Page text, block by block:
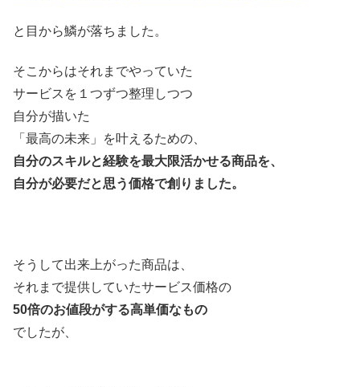
と目から鱗が落ちました。
そこからはそれまでやっていた
サービスを１つずつ整理しつつ
自分が描いた
「最高の未来」を叶えるための、
自分のスキルと経験を最大限活かせる商品を、
自分が必要だと思う価格で創りました。
そうして出来上がった商品は、
それまで提供していたサービス価格の
50倍のお値段がする高単価なもの
でしたが、